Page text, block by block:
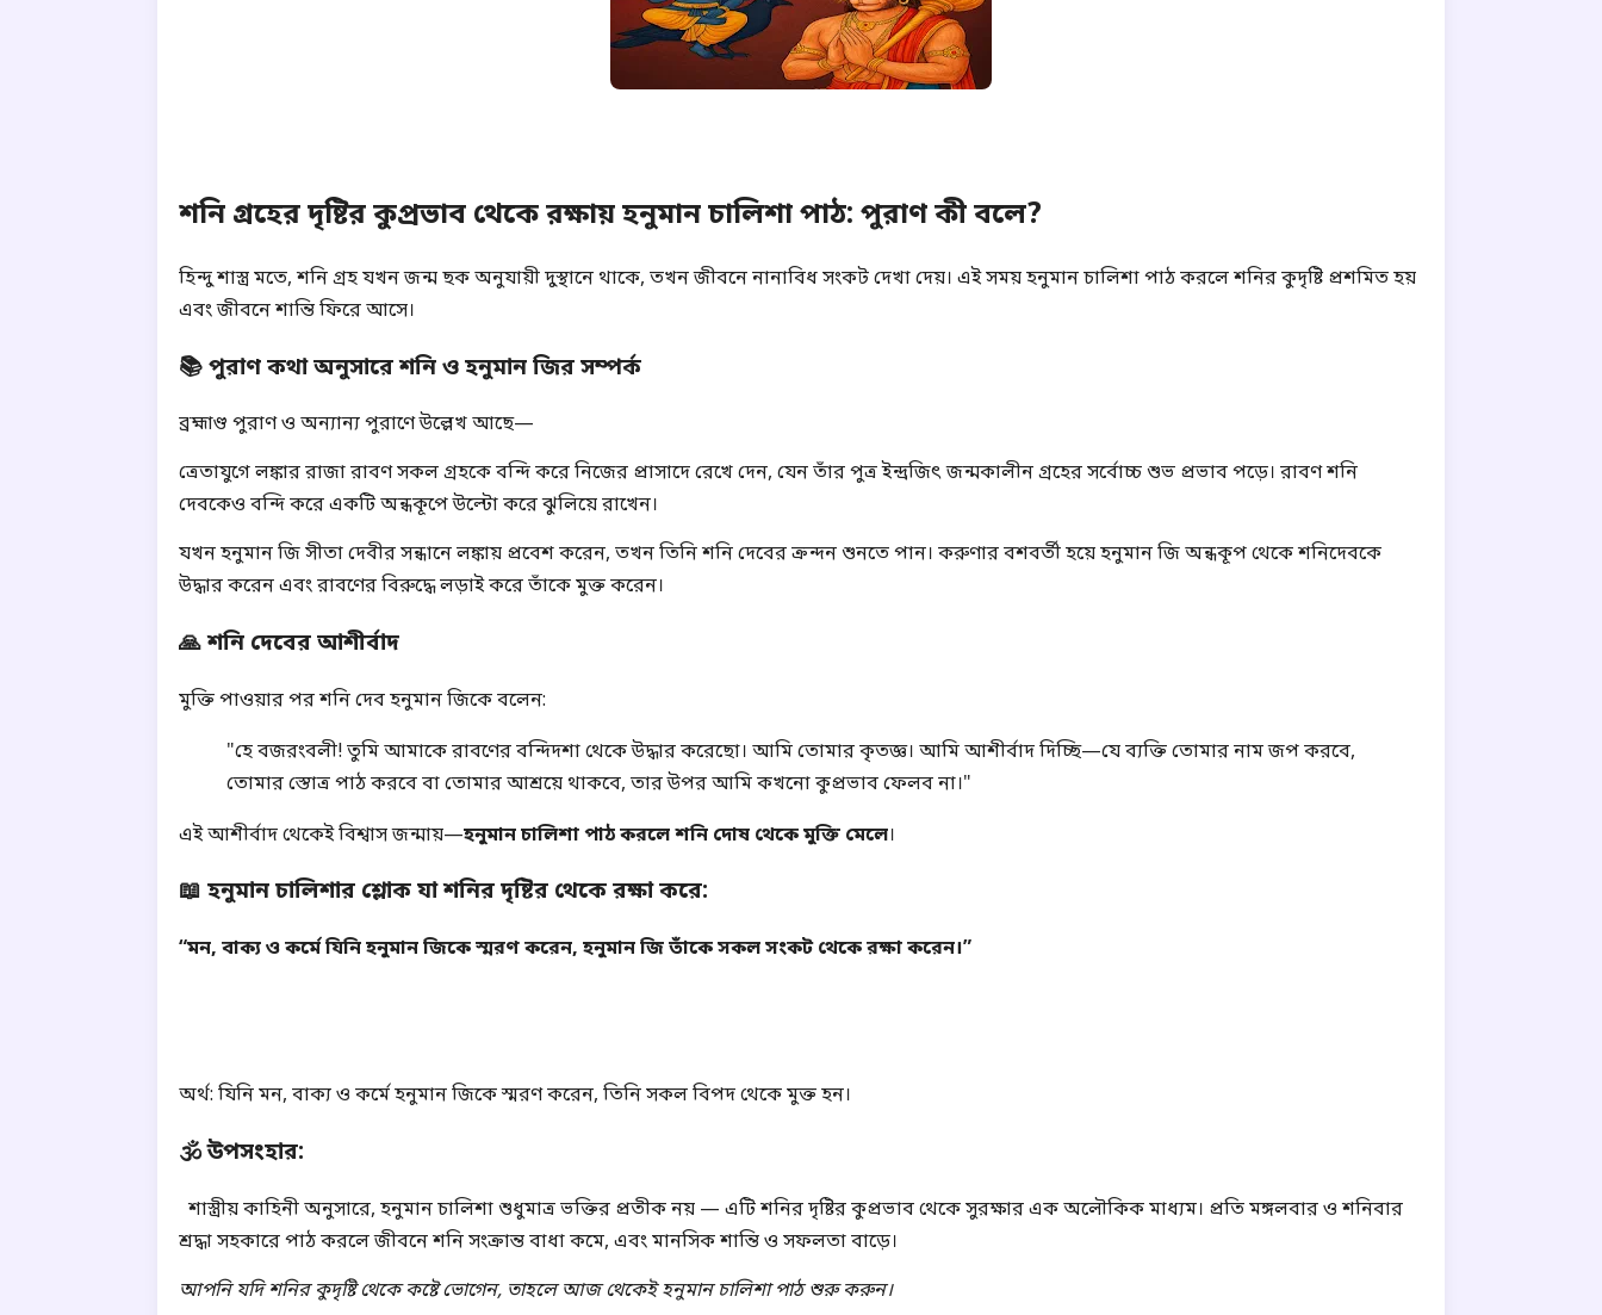
শনি গ্রহের দৃষ্টির কুপ্রভাব থেকে রক্ষায় হনুমান চালিশা পাঠ: পুরাণ কী বলে?
হিন্দু শাস্ত্র মতে, শনি গ্রহ যখন জন্ম ছক অনুযায়ী দুস্থানে থাকে, তখন জীবনে নানাবিধ সংকট দেখা দেয়। এই সময় হনুমান চালিশা পাঠ করলে শনির কুদৃষ্টি প্রশমিত হয়
এবং জীবনে শান্তি ফিরে আসে।
📚 পুরাণ কথা অনুসারে শনি ও হনুমান জির সম্পর্ক
ব্রহ্মাণ্ড পুরাণ ও অন্যান্য পুরাণে উল্লেখ আছে—
ত্রেতাযুগে লঙ্কার রাজা রাবণ সকল গ্রহকে বন্দি করে নিজের প্রাসাদে রেখে দেন, যেন তাঁর পুত্র ইন্দ্রজিৎ জন্মকালীন গ্রহের সর্বোচ্চ শুভ প্রভাব পড়ে। রাবণ শনি
দেবকেও বন্দি করে একটি অন্ধকূপে উল্টো করে ঝুলিয়ে রাখেন।
যখন হনুমান জি সীতা দেবীর সন্ধানে লঙ্কায় প্রবেশ করেন, তখন তিনি শনি দেবের ক্রন্দন শুনতে পান। করুণার বশবর্তী হয়ে হনুমান জি অন্ধকূপ থেকে শনিদেবকে
উদ্ধার করেন এবং রাবণের বিরুদ্ধে লড়াই করে তাঁকে মুক্ত করেন।
🙏 শনি দেবের আশীর্বাদ
মুক্তি পাওয়ার পর শনি দেব হনুমান জিকে বলেন:
"হে বজরংবলী! তুমি আমাকে রাবণের বন্দিদশা থেকে উদ্ধার করেছো। আমি তোমার কৃতজ্ঞ। আমি আশীর্বাদ দিচ্ছি—যে ব্যক্তি তোমার নাম জপ করবে,
তোমার স্তোত্র পাঠ করবে বা তোমার আশ্রয়ে থাকবে, তার উপর আমি কখনো কুপ্রভাব ফেলব না।"
এই আশীর্বাদ থেকেই বিশ্বাস জন্মায়—হনুমান চালিশা পাঠ করলে শনি দোষ থেকে মুক্তি মেলে।
📖 হনুমান চালিশার শ্লোক যা শনির দৃষ্টির থেকে রক্ষা করে:
“মন, বাক্য ও কর্মে যিনি হনুমান জিকে স্মরণ করেন, হনুমান জি তাঁকে সকল সংকট থেকে রক্ষা করেন।”
অর্থ: যিনি মন, বাক্য ও কর্মে হনুমান জিকে স্মরণ করেন, তিনি সকল বিপদ থেকে মুক্ত হন।
🕉️ উপসংহার:
শাস্ত্রীয় কাহিনী অনুসারে, হনুমান চালিশা শুধুমাত্র ভক্তির প্রতীক নয় — এটি শনির দৃষ্টির কুপ্রভাব থেকে সুরক্ষার এক অলৌকিক মাধ্যম। প্রতি মঙ্গলবার ও শনিবার
শ্রদ্ধা সহকারে পাঠ করলে জীবনে শনি সংক্রান্ত বাধা কমে, এবং মানসিক শান্তি ও সফলতা বাড়ে।
আপনি যদি শনির কুদৃষ্টি থেকে কষ্টে ভোগেন, তাহলে আজ থেকেই হনুমান চালিশা পাঠ শুরু করুন।